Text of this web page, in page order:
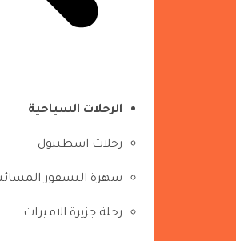
الرحلات السياحية
رحلات اسطنبول
سهرة البسفور
رحلة جزيرة الاميرات